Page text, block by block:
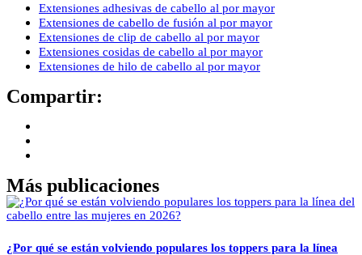
Extensiones adhesivas de cabello al por mayor
Extensiones de cabello de fusión al por mayor
Extensiones de clip de cabello al por mayor
Extensiones cosidas de cabello al por mayor
Extensiones de hilo de cabello al por mayor
Compartir:
Más publicaciones
¿Por qué se están volviendo populares los toppers para la línea